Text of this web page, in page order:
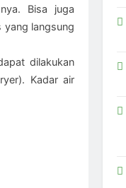
Bisa juga
langsung
dilakukan
Kadar air